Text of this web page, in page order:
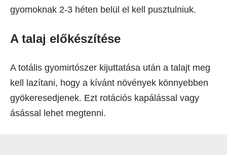
gyomoknak 2-3 héten belül el kell pusztulniuk.
A talaj előkészítése
A totális gyomirtószer kijuttatása után a talajt meg
kell lazítani, hogy a kívánt növények könnyebben
gyökeresedjenek. Ezt rotációs kapálással vagy
ásással lehet megtenni.